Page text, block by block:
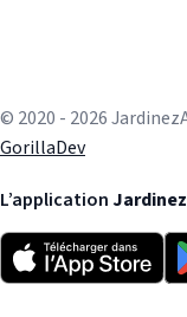
© 2020 - 2026
GorillaDev
L’application